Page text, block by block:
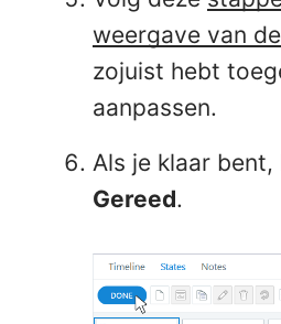
weergave van
zojuist hebt
aanpassen.
Als je klaar bent,
Gereed.